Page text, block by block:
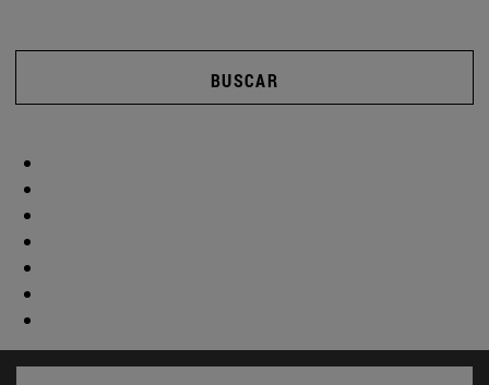
BUSCAR